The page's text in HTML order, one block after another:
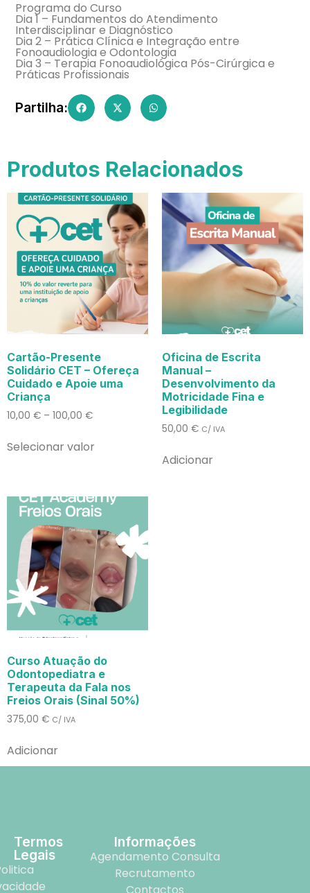
Programa do Curso
Dia 1 – Fundamentos do Atendimento
Interdisciplinar e Diagnóstico
Dia 2 – Prática Clínica e Integração entre
Fonoaudiologia e Odontologia
Dia 3 – Terapia Fonoaudiológica Pós-Cirúrgica e
Práticas Profissionais
Partilha:
Produtos Relacionados
Cartão-Presente
Solidário CET – Ofereça
Cuidado e Apoie uma
Criança
10,00 € – 100,00 €
Selecionar valor
Oficina de Escrita
Manual –
Desenvolvimento da
Motricidade Fina e
Legibilidade
50,00 € C/ IVA
Adicionar
Curso Atuação do
Odontopediatra e
Terapeuta da Fala nos
Freios Orais (Sinal 50%)
375,00 € C/ IVA
Adicionar
Termos
Legais
Informações
Agendamento Consulta
Recrutamento
Contactos